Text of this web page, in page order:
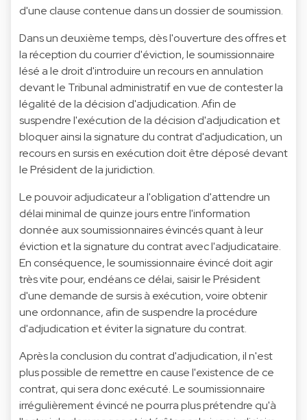
d'une clause contenue dans un dossier de soumission.
Dans un deuxième temps, dès l'ouverture des offres et
la réception du courrier d'éviction, le soumissionnaire
lésé a le droit d'introduire un recours en annulation
devant le Tribunal administratif en vue de contester la
légalité de la décision d'adjudication. Afin de
suspendre l'exécution de la décision d'adjudication et
bloquer ainsi la signature du contrat d'adjudication, un
recours en sursis en exécution doit être déposé devant
le Président de la juridiction.
Le pouvoir adjudicateur a l'obligation d'attendre un
délai minimal de quinze jours entre l'information
donnée aux soumissionnaires évincés quant à leur
éviction et la signature du contrat avec l'adjudicataire.
En conséquence, le soumissionnaire évincé doit agir
très vite pour, endéans ce délai, saisir le Président
d'une demande de sursis à exécution, voire obtenir
une ordonnance, afin de suspendre la procédure
d'adjudication et éviter la signature du contrat.
Après la conclusion du contrat d'adjudication, il n'est
plus possible de remettre en cause l'existence de ce
contrat, qui sera donc exécuté. Le soumissionnaire
irrégulièrement évincé ne pourra plus prétendre qu'à